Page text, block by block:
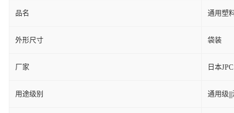
品名 通用塑
外形尺寸 袋装
厂家 日本JPC
用途级别 通用级